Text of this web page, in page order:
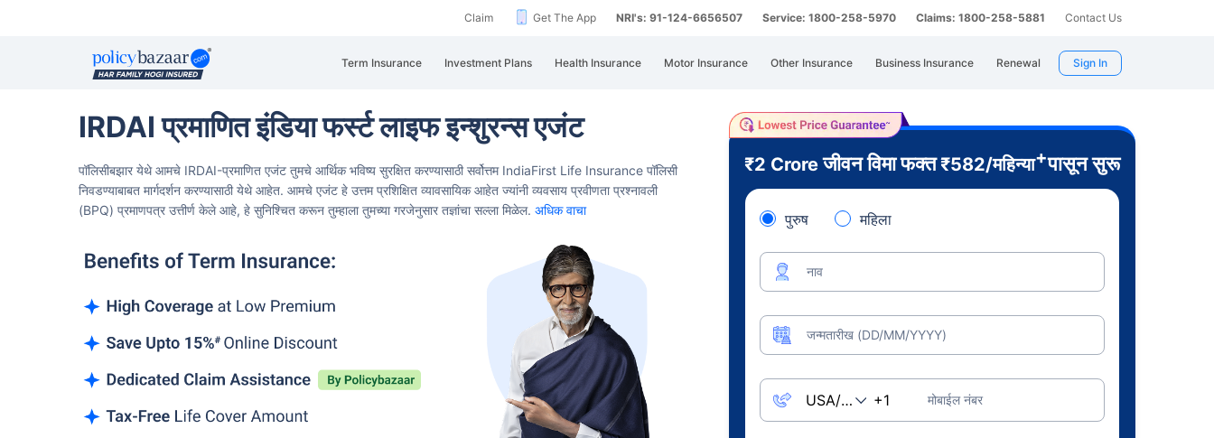
Claim Get The App NRI's: 91-124-6656507 Service: 1800-258-5970 Claims: 1800-258-5881 Contact Us
Term Insurance Investment Plans Health Insurance Motor Insurance Other Insurance Business Insurance Renewal Sign In
IRDAI प्रमाणित इंडिया फर्स्ट लाइफ इन्शुरन्स एजंट
पॉलिसीबझार येथे आमचे IRDAI-प्रमाणित एजंट तुमचे आर्थिक भविष्य सुरक्षित करण्यासाठी सर्वोत्तम IndiaFirst Life Insurance पॉलिसी
निवडण्याबाबत मार्गदर्शन करण्यासाठी येथे आहेत. आमचे एजंट हे उत्तम प्रशिक्षित व्यावसायिक आहेत ज्यांनी व्यवसाय प्रवीणता प्रश्नावली
(BPQ) प्रमाणपत्र उत्तीर्ण केले आहे, हे सुनिश्चित करून तुम्हाला तुमच्या गरजेनुसार तज्ञांचा सल्ला मिळेल. अधिक वाचा
₹2 Croreजीवन विमा फक्त₹582/महिन्या+पासून सुरू
पुरुष महिला
नाव
जन्मतारीख (DD/MM/YYYY)
मोबाईल नंबर